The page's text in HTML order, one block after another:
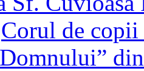
Corul de